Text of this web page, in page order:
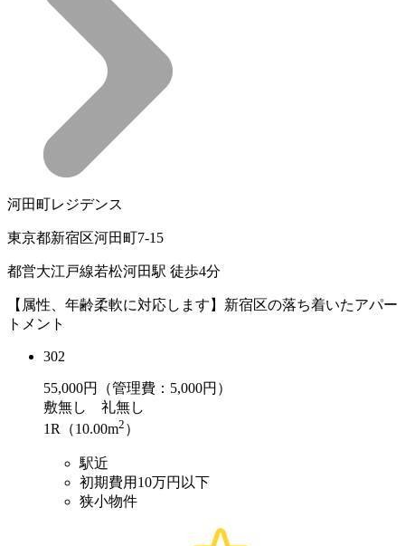
河田町レジデンス
東京都新宿区河田町7-15
都営大江戸線若松河田駅 徒歩4分
【属性、年齢柔軟に対応します】新宿区の落ち着いたアパー
トメント
302
55,000円（管理費：5,000円）
敷無し 礼無し
1R（10.00m2 ）
駅近
初期費用10万円以下
狭小物件